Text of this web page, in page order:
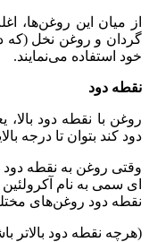
از میان این روغن‌ها،
گردان و روغن نخل (که
خود استفاده می‌نمایند.
نقطه دود
روغن با نقطه دود
دود کند بتوان تا درجه
وقتی روغن به نقطه
ای سمی به نام
نقطه دود روغن‌های
(هرچه نقطه دود